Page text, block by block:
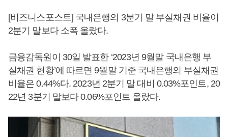
[비즈니스포스트] 국내은행의 3분기 말 부실채권 비율이
2분기 말보다 소폭 올랐다.
금융감독원이 30일 발표한 ‘2023년 9월말 국내은행 부
실채권 현황’에 따르면 9월말 기준 국내은행의 부실채권
비율은 0.44%다. 2023년 2분기 말 대비 0.03%포인트, 20
22년 3분기 말보다 0.06%포인트 올랐다.